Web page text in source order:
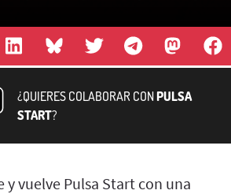
¿QUIERES COLABORAR CONPULSA
START?
y vuelve Pulsa Start con una